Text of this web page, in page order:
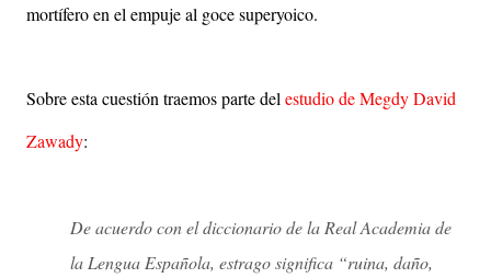
mortífero en el empuje al goce superyoico.
Sobre esta cuestión traemos parte del estudio de Megdy David
Zawady:
De acuerdo con el diccionario de la Real Academia de
la Lengua Española, estrago significa “ruina, daño,